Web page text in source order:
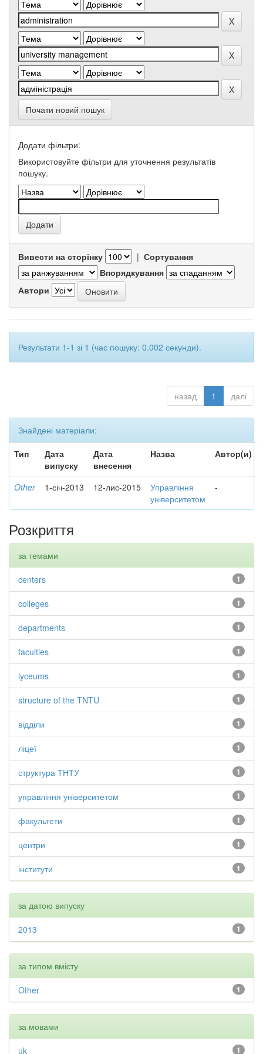
Почати новий пошук
Додати фільтри:
Використовуйте фільтри для уточнення результатів
пошуку.
Вивести на сторінку | Сортування
Впорядкування
Автори
Результати 1-1 зі 1 (час пошуку: 0.002 секунди).
назад 1 далі
Знайдені матеріали:
Тип
Дата
випуску
Дата
внесення
Назва Автор(и)
Other 1-січ-2013 12-лис-2015
Управління
університетом
-
Розкриття
за темами
1
centers
1
colleges
1
departments
1
faculties
1
lyceums
1
structure of the TNTU
1
відділи
1
ліцеї
1
структура ТНТУ
1
управління університетом
1
факультети
1
центри
1
інститути
за датою випуску
1
2013
за типом вмісту
1
Other
за мовами
1
uk